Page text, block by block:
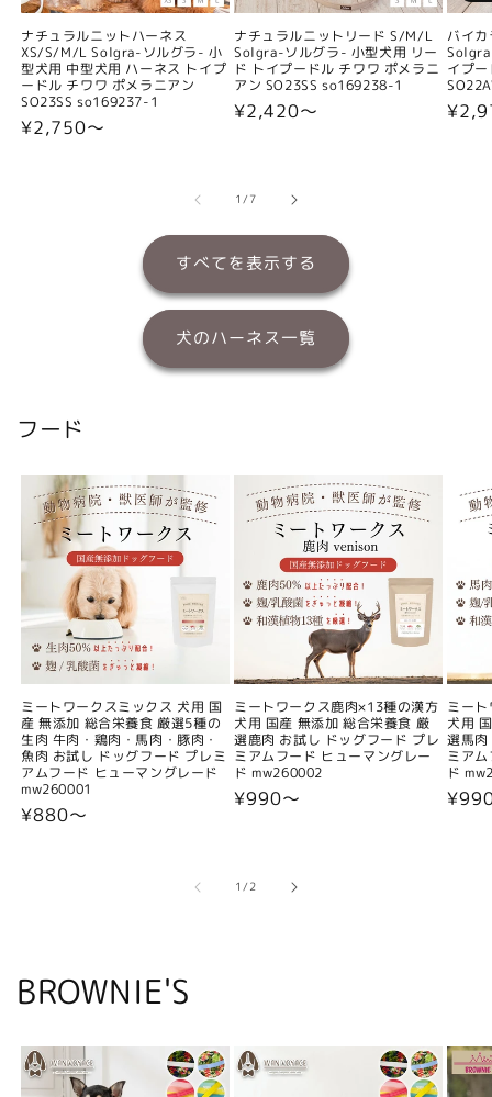
ナチュラルニットハーネス
XS/S/M/L Solgra-ソルグラ- 小
型犬用 中型犬用 ハーネス トイプ
ードル チワワ ポメラニアン
SO23SS so169237-1
通
¥2,750〜
ナチュラルニットリード S/M/L
Solgra-ソルグラ- 小型犬用 リー
ド トイプードル チワワ ポメラニ
アン SO23SS so169238-1
通
¥2,420〜
バイ
イプ
通
1/の
7
すべてを表示する
犬のハーネス一覧
フード
ミートワークスミックス 犬用 国
産 無添加 総合栄養食 厳選5種の
生肉 牛肉・鶏肉・馬肉・豚肉・
魚肉 お試し ドッグフード プレミ
アムフード ヒューマングレード
mw260001
通
¥880〜
ミートワークス鹿肉×13種の漢方
犬用 国産 無添加 総合栄養食 厳
選鹿肉 お試し ドッグフード プレ
ミアムフード ヒューマングレー
ド mw260002
通
¥990〜
ミー
犬用
選馬
ミア
ド
通
1/の
2
BROWNIE'S